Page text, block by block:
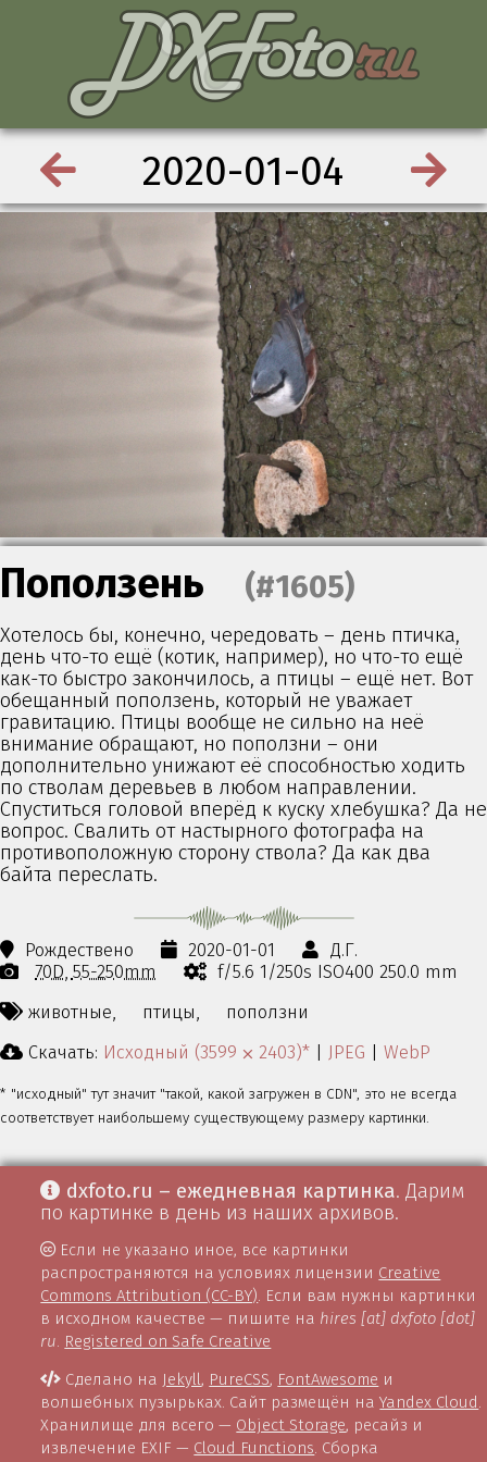
2020-01-04
Поползень (#1605)
Хотелось бы, конечно, чередовать – день птичка,
день что-то ещё (котик, например), но что-то ещё
как-то быстро закончилось, а птицы – ещё нет. Вот
обещанный поползень, который не уважает
гравитацию. Птицы вообще не сильно на неё
внимание обращают, но поползни – они
дополнительно унижают её способностью ходить
по стволам деревьев в любом направлении.
Спуститься головой вперёд к куску хлебушка? Да не
вопрос. Свалить от настырного фотографа на
противоположную сторону ствола? Да как два
байта переслать.
Рождествено 2020-01-01
Д.Г.
70D 55-250mm
f/5.6 1/250s ISO400 250.0 mm
животные,
птицы,
поползни
Скачать: Исходный (3599 ⨉ 2403)* | JPEG | WebP
* "исходный" тут значит "такой, какой загружен в CDN", это не всегда
соответствует наибольшему существующему размеру картинки.
dxfoto.ru – ежедневная картинка. Дарим
по картинке в день из наших архивов.
Если не указано иное, все картинки
распространяются на условиях лицензии Creative
Commons Attribution (CC-BY). Если вам нужны картинки
в исходном качестве — пишите на hires [at] dxfoto [dot]
ru. Registered on Safe Creative
Сделано на Jekyll, PureCSS, FontAwesome и
волшебных пузырьках. Сайт размещён наYandex Cloud
Хранилище для всего — Object Storage, ресайз и
извлечение EXIF — Cloud Functions . Сборка